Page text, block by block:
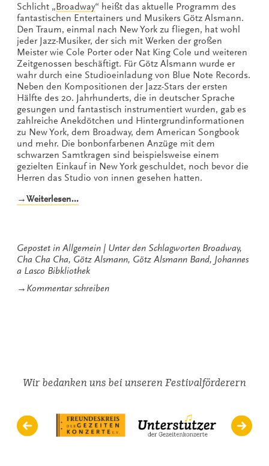
Schlicht „Broadway“ heißt das aktuelle Programm des
fantastischen Entertainers und Musikers Götz Alsmann.
Den Traum, einmal nach New York zu fliegen, hat wohl
jeder Jazz-Musiker, der sich mit Werken der großen
Meister wie Cole Porter oder Nat King Cole und weiteren
Zeitgenossen beschäftigt. Für Götz Alsmann wurde er
wahr durch eine Studioeinladung von Blue Note Records.
Neben den Kompositionen der Jazz-Stars der ersten
Hälfte des 20. Jahrhunderts, die in deutscher Sprache
gesungen und fantastisch instrumentiert wurden, gab es
zahlreiche Anekdötchen und Hintergrundinformationen
zu New York, dem Broadway, dem American Songbook
und mehr. Die bonbonfarbenen Anzüge mit dem
schwarzen Samtkragen sind beispielsweise einem
gezielten Einkauf in New York geschuldet, noch bevor die
Herren das Studio von innen gesehen hatten.
→Weiterlesen…„Götz
dem
Wolf
Cha
Cha“
Gepostet in Allgemein Unter den Schlagworten Broadway,
Cha Cha Cha, Götz Alsmann, Götz Alsmann Band, Johannes
a Lasco Bibkliothek
→ Kommentar schreibenzu
Cha
Wir bedanken uns bei unseren Festivalförderern